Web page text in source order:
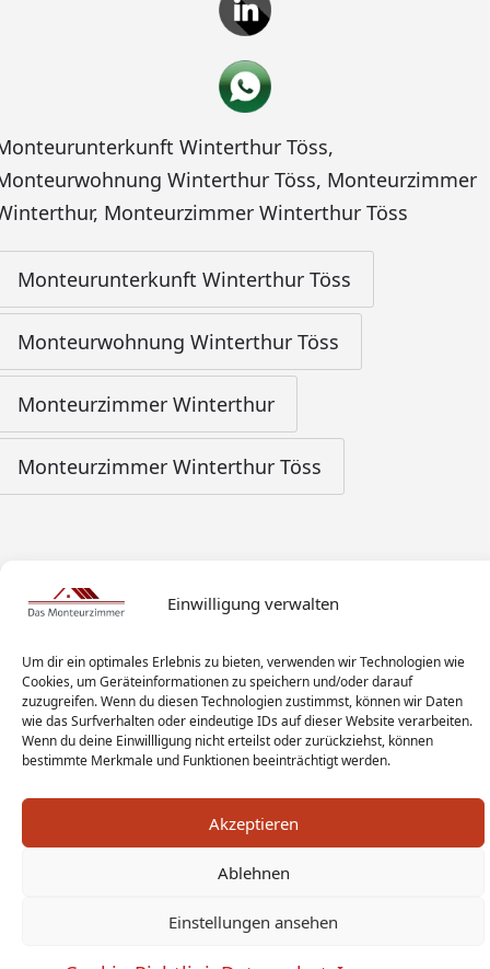
Einwilligung verwalten
Um dir ein optimales Erlebnis zu bieten, verwenden wir Technologien wie
Cookies, um Geräteinformationen zu speichern und/oder darauf
zuzugreifen. Wenn du diesen Technologien zustimmst, können wir Daten
wie das Surfverhalten oder eindeutige IDs auf dieser Website verarbeiten.
Wenn du deine Einwillligung nicht erteilst oder zurückziehst, können
bestimmte Merkmale und Funktionen beeinträchtigt werden.
Akzeptieren
Ablehnen
Einstellungen ansehen
Winterthur Töss,
Winterthur Töss, Monteurzimmer
, Monteurzimmer Winterthur Töss
Monteurunterkunft Winterthur Töss
Monteurwohnung Winterthur Töss
Monteurzimmer Winterthur
Monteurzimmer Winterthur Töss
Sitemap Sanitär Experten
Monteurwohnung Berlin News